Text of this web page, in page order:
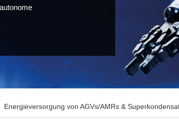
Energieversorgung von AGVs/AMRs &